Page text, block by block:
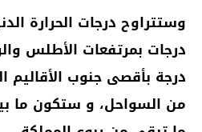
درجة بأقصى جنوب الأقاليم